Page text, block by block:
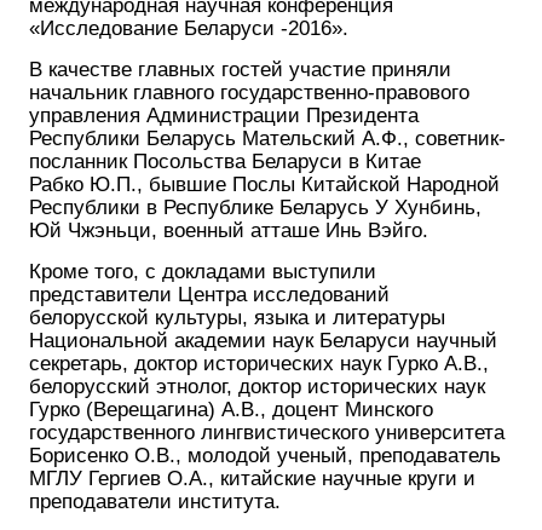
международная научная конференция
«Исследование Беларуси -2016».
В качестве главных гостей участие приняли
начальник главного государственно-правового
управления Администрации Президента
Республики Беларусь Мательский А.Ф., советник-
посланник Посольства Беларуси в Китае
Рабко Ю.П., бывшие Послы Китайской Народной
Республики в Республике Беларусь У Хунбинь,
Юй Чжэньци, военный атташе Инь Вэйго.
Кроме того, с докладами выступили
представители Центра исследований
белорусской культуры, языка и литературы
Национальной академии наук Беларуси научный
секретарь, доктор исторических наук Гурко А.В.,
белорусский этнолог, доктор исторических наук
Гурко (Верещагина) А.В., доцент Минского
государственного лингвистического университета
Борисенко О.В., молодой ученый, преподаватель
МГЛУ Гергиев О.А., китайские научные круги и
преподаватели института.